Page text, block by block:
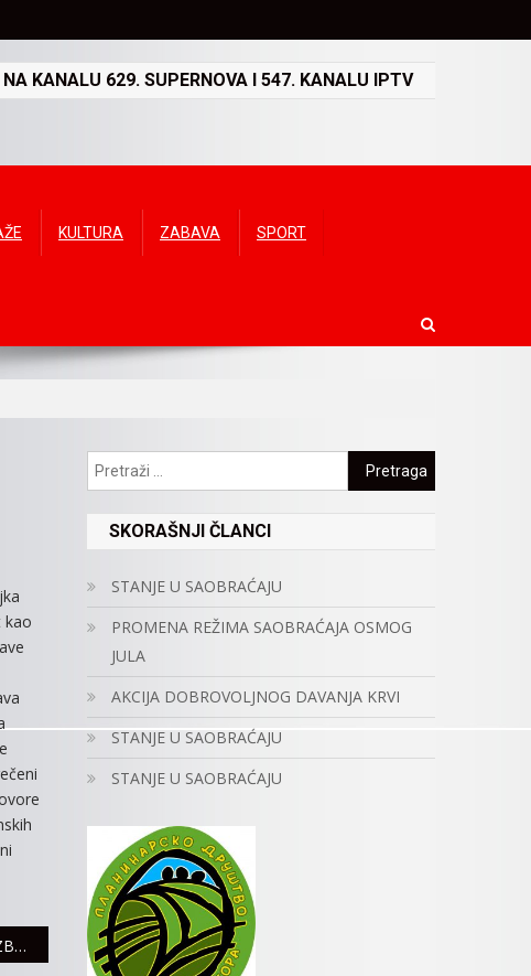
KANALU 629. SUPERNOVA I 547. KANALU IPTV
KULTURA ZABAVA SPORT
kao
PROGLAŠENA PRVA IZBORNA LISTA ZA LOKALNE IZBORE U SREMSKOJ MITROVICI
Pretraga:
SKORAŠNJI ČLANCI
STANJE U SAOBRAĆAJU
PROMENA REŽIMA SAOBRAĆAJA OSMOG
JULA
AKCIJA DOBROVOLJNOG DAVANJA KRVI
STANJE U SAOBRAĆAJU
STANJE U SAOBRAĆAJU